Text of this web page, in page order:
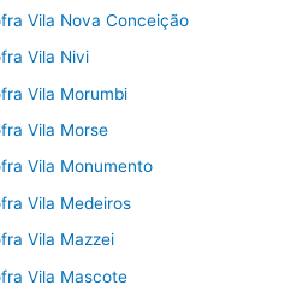
Vila Nova Conceição
Vila Nivi
Vila Morumbi
Vila Morse
Vila Monumento
Vila Medeiros
Vila Mazzei
Vila Mascote